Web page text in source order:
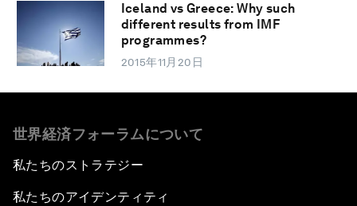
Iceland vs Greece: Why such
different results from IMF
programmes?
2015年11月20日
世界経済フォーラムについて
私たちのストラテジー
私たちのアイデンティティ